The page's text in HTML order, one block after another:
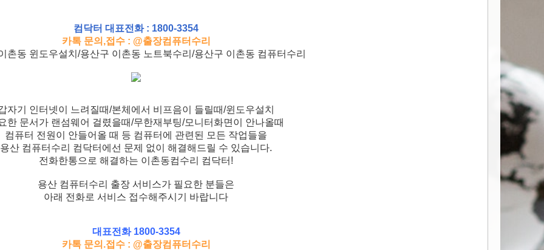
컴닥터 대표전화 : 1800-3354
카톡 문의,접수 : @출장컴퓨터수리
촌동 윈도우설치/용산구 이촌동 노트북수리/용산구 이촌동 컴퓨터수리
자기 인터넷이 느려질때/본체에서 비프음이 들릴때/윈도우설치
한 문서가 랜섬웨어 걸렸을때/무한재부팅/모니터화면이 안나올때
컴퓨터 전원이 안들어올 때 등 컴퓨터에 관련된 모든 작업들을
용산 컴퓨터수리 컴닥터에선 문제 없이 해결해드릴 수 있습니다.
전화한통으로 해결하는 이촌동컴수리 컴닥터!
용산 컴퓨터수리 출장 서비스가 필요한 분들은
아래 전화로 서비스 접수해주시기 바랍니다
대표전화 1800-3354
카톡 문의.접수 : @출장컴퓨터수리